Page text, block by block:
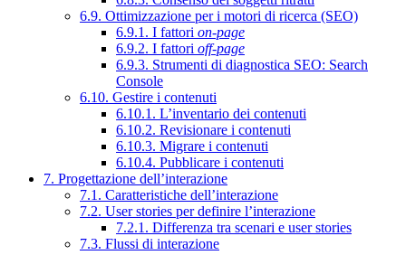
6.9. Ottimizzazione per i motori di ricerca (SEO)
6.9.1. I fattori on-page
6.9.2. I fattori off-page
6.9.3. Strumenti di diagnostica SEO: Search
Console
6.10. Gestire i contenuti
6.10.1. L’inventario dei contenuti
6.10.2. Revisionare i contenuti
6.10.3. Migrare i contenuti
6.10.4. Pubblicare i contenuti
7. Progettazione dell’interazione
7.1. Caratteristiche dell’interazione
7.2. User stories per definire l’interazione
7.2.1. Differenza tra scenari e user stories
7.3. Flussi di interazione